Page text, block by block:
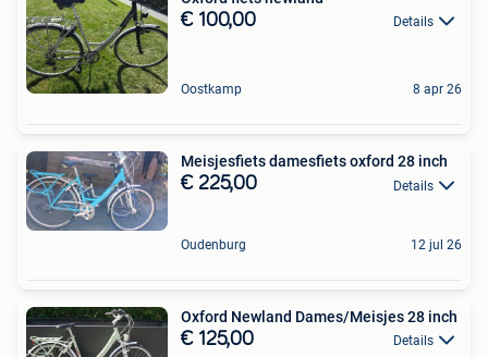
€ 100,00 Details
Oostkamp 8 apr 26
Meisjesfiets damesfiets oxford 28 inch
€ 225,00 Details
Oudenburg 12 jul 26
Oxford Newland Dames/Meisjes 28 inch
€ 125,00 Details